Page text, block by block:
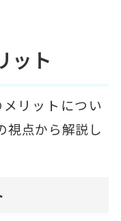
ット
リットについ
視点から解説し